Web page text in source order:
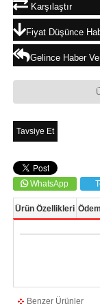
Karşılaştır
Fiyat Düşünce
Gelince Haber
Tavsiye Et
WhatsApp
Ürün Özellikleri
Benzer Ürünler